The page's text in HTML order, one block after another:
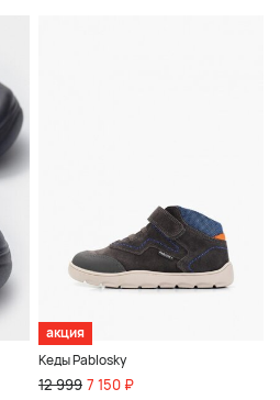
акция
Кеды Pablosky
12 999 7 150 ₽